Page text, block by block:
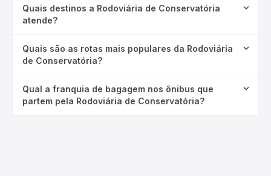
Quais destinos a Rodoviária de Conservatória
atende?
Quais são as rotas mais populares da Rodoviária
de Conservatória?
Qual a franquia de bagagem nos ônibus que
partem pela Rodoviária de Conservatória?